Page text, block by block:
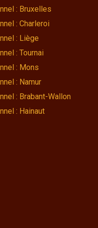
: Bruxelles
: Charleroi
: Liège
: Tournai
: Mons
: Namur
: Brabant-Wallon
: Hainaut